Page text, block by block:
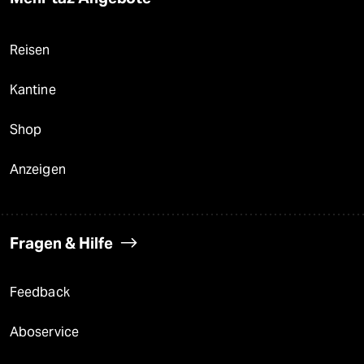
Reisen
Kantine
Shop
Anzeigen
Fragen & Hilfe
Feedback
Aboservice